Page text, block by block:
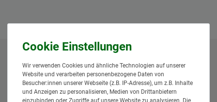
* Alle Preise inklusive gesetzlicher Mehrwertsteuer und
zuzüglichVersandkosten. Der Versand erfolgt bei vielen
Artikeln bei Bestellungen bis 14 Uhr und Sofortbezahlung
(z.B. PayPal) bereits am gleichen Werktag. Die angegebenen
Wir verwenden Cookies und ähnliche Technologien auf unserer
Website und verarbeiten personenbezogene Daten von
Besucher:innen unserer Webseite (z.B. IP-Adresse), um z.B. Inhalte
und Anzeigen zu personalisieren, Medien von Drittanbietern
einzubinden oder Zugriffe auf unsere Website zu analysieren. Die